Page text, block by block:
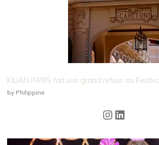
KILIAN PARIS fait son grand retour au
by Philippine
Instagram
LinkedIn